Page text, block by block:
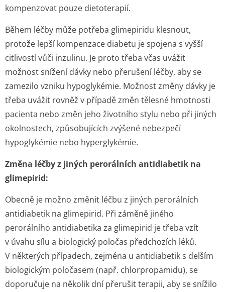
kompenzovat pouze dietoterapií.
Během léčby může potřeba glimepiridu klesnout,
protože lepší kompenzace diabetu je spojena s vyšší
citlivostí vůči inzulinu. Je proto třeba včas uvážit
možnost snížení dávky nebo přerušení léčby, aby se
zamezilo vzniku hypoglykémie. Možnost změny dávky je
třeba uvážit rovněž v případě změn tělesné hmotnosti
pacienta nebo změn jeho životního stylu nebo při jiných
okolnostech, způsobujících zvýšené nebezpečí
hypoglykémie nebo hyperglykémie.
Změna léčby z jiných perorálních antidiabetik na
glimepirid:
Obecně je možno změnit léčbu z jiných perorálních
antidiabetik na glimepirid. Při záměně jiného
perorálního antidiabetika za glimepirid je třeba vzít
v úvahu sílu a biologický poločas předchozích léků.
V některých případech, zejména u antidiabetik s delším
biologickým poločasem (např. chlorpropamidu), se
doporučuje na několik dní přerušit terapii, aby se snížilo